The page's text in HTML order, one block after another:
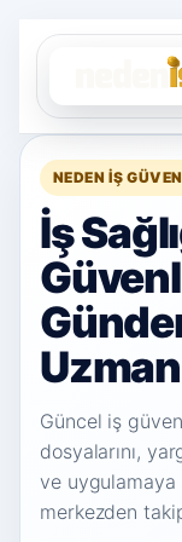
NEDEN İŞ
İş
Güncel iş
dosyalarını,
ve
merkezden